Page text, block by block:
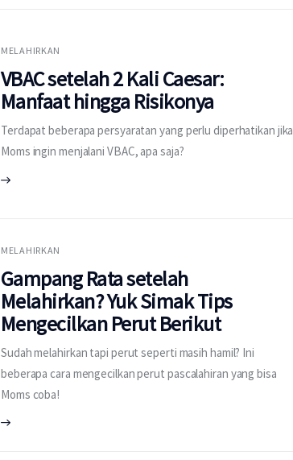
MELAHIRKAN
VBAC setelah 2 Kali Caesar:
Manfaat hingga Risikonya
Terdapat beberapa persyaratan yang perlu diperhatikan jika
Moms ingin menjalani VBAC, apa saja?
MELAHIRKAN
Gampang Rata setelah
Melahirkan? Yuk Simak Tips
Mengecilkan Perut Berikut
Sudah melahirkan tapi perut seperti masih hamil? Ini
beberapa cara mengecilkan perut pascalahiran yang bisa
Moms coba!